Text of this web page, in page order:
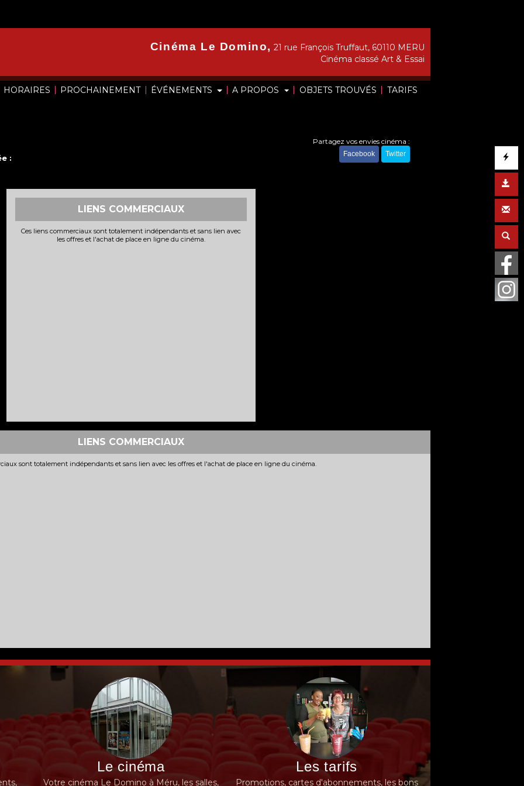
HORAIRES | PROCHAINEMENT | ÉVÉNEMENTS | A PROPOS | OBJETS TROUVÉS | TARIFS
Cinéma Le Domino, 21 rue François Truffaut, 60110 MERU
Cinéma classé Art & Essai
:
Partagez vos envies cinéma :
Facebook Twitter
LIENS COMMERCIAUX
Ces liens commerciaux sont totalement indépendants et sans lien avec
les offres et l'achat de place en ligne du cinéma.
LIENS COMMERCIAUX
sont totalement indépendants et sans lien avec les offres et l'achat de place en ligne du cinéma.
Le cinéma
Votre cinéma Le Domino à Méru, les salles,
Les tarifs
Promotions, cartes d'abonnements, les bons